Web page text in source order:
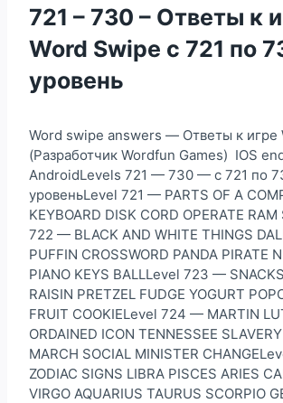
721 – 730 – Ответы к
Word Swipe с 721 по
уровень
Word swipe answers — Ответы к игре
(Разработчик Wordfun Games) IOS
AndroidLevels 721 — 730 — с 721 по
уровеньLevel 721 — PARTS OF A
KEYBOARD DISK CORD OPERATE
722 — BLACK AND WHITE THINGS
PUFFIN CROSSWORD PANDA PIRATE
PIANO KEYS BALLLevel 723 —
RAISIN PRETZEL FUDGE YOGURT
FRUIT COOKIELevel 724 — MARTIN
ORDAINED ICON TENNESSEE
MARCH SOCIAL MINISTER
ZODIAC SIGNS LIBRA PISCES ARIES
VIRGO AQUARIUS TAURUS SCORPIO